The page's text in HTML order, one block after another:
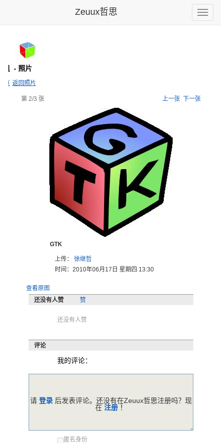
Toggle
Zeuux哲思
组 - 照片
页 返回照片
第 2/3 张 上一张 下一张
GTK
上传： 徐继哲
时间：2010年06月17日 星期四 13:30
查看原图
还没有人赞
赞
还没有人赞
评论
我的评论：
匿名身份
请 登录 后发表评论。还没有在Zeuux哲思注册吗？现
在 注册 ！